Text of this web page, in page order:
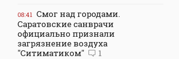
08:41 Смог над городами.
Саратовские санврачи
официально признали
загрязнение воздуха
"Ситиматиком"
1